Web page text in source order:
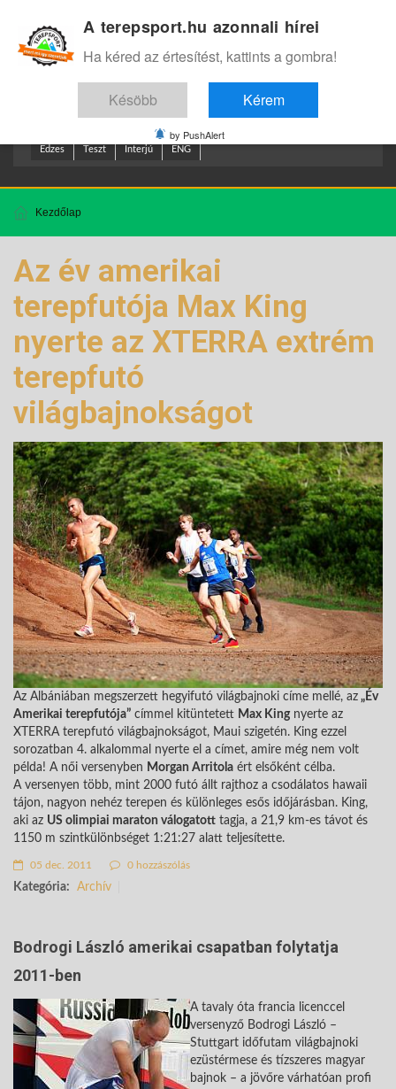
Edzes Teszt Interjú ENG
Kezdőlap
Az év amerikai
terepfutója Max King
nyerte az XTERRA extrém
terepfutó
világbajnokságot
Az Albániában megszerzett hegyifutó világbajnoki címe mellé, az „Év
Amerikai terepfutója” címmel kitüntetett Max Kingnyerte az
XTERRA terepfutó világbajnokságot, Maui szigetén. King ezzel
sorozatban 4. alkalommal nyerte el a címet, amire még nem volt
példa! A női versenyben Morgan Arritola ért elsőként célba.
A versenyen több, mint 2000 futó állt rajthoz a csodálatos hawaii
tájon, nagyon nehéz terepen és különleges esős időjárásban. King,
aki az US olimpiai maraton válogatott tagja, a 21,9 km-es távot és
1150 m szintkülönbséget 1:21:27 alatt teljesítette.
05 dec. 2011 0 hozzászólás
Kategória: Archív
Bodrogi László amerikai csapatban folytatja
2011-ben
A tavaly óta francia licenccel
versenyző Bodrogi László –
Stuttgart időfutam világbajnoki
ezüstérmese és tízszeres magyar
bajnok – a jövőre várhatóan profi
A terepsport.hu azonnali hírei
Ha kéred az értesítést, kattints a gombra!
Késöbb Kérem
by PushAlert